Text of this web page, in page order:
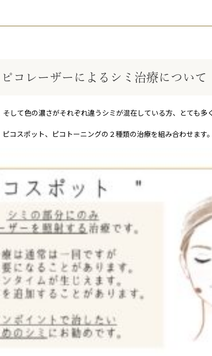
ピコレーザーによるシミ治療について
して色の濃さがそれぞれ違うシミが混在している方、とても多
コスポット、ピコトーニングの２種類の治療を組み合わせます